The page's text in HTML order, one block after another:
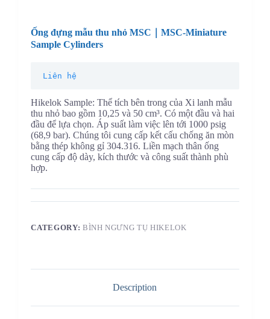
Ống đựng mẫu thu nhỏ MSC｜MSC-Miniature
Sample Cylinders
Liên hệ
Hikelok Sample: Thể tích bên trong của Xi lanh mẫu
thu nhỏ bao gồm 10,25 và 50 cm³. Có một đầu và hai
đầu để lựa chọn. Áp suất làm việc lên tới 1000 psig
(68,9 bar). Chúng tôi cung cấp kết cấu chống ăn mòn
bằng thép không gỉ 304.316. Liền mạch thân ống
cung cấp độ dày, kích thước và công suất thành phù
hợp.
CATEGORY: BÌNH NGƯNG TỤ HIKELOK
Description